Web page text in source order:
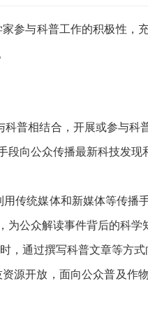
参与科普工作的积极性，
普相结合，开展或参与科
向公众传播最新科技发现
传统媒体和新媒体等传播
公众解读事件背后的科学
，通过撰写科普文章等方式
源开放，面向公众普及作